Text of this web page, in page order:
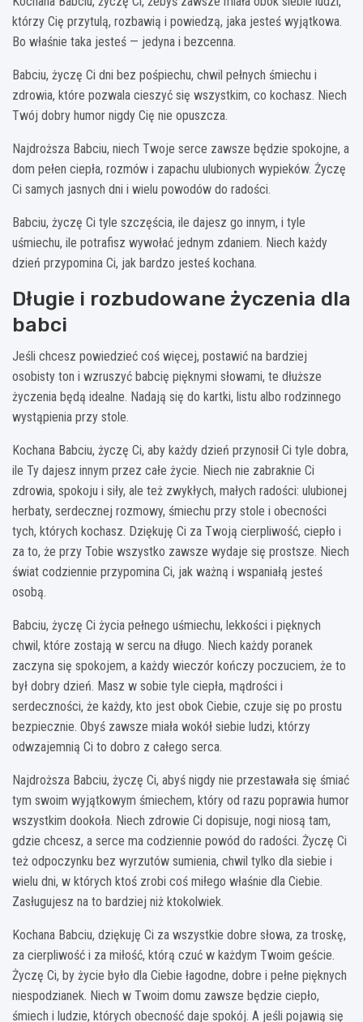
którzy Cię przytulą, rozbawią i powiedzą, jaka jesteś wyjątkowa.
Bo właśnie taka jesteś — jedyna i bezcenna.
Babciu, życzę Ci dni bez pośpiechu, chwil pełnych śmiechu i
zdrowia, które pozwala cieszyć się wszystkim, co kochasz. Niech
Twój dobry humor nigdy Cię nie opuszcza.
Najdroższa Babciu, niech Twoje serce zawsze będzie spokojne, a
dom pełen ciepła, rozmów i zapachu ulubionych wypieków. Życzę
Ci samych jasnych dni i wielu powodów do radości.
Babciu, życzę Ci tyle szczęścia, ile dajesz go innym, i tyle
uśmiechu, ile potrafisz wywołać jednym zdaniem. Niech każdy
dzień przypomina Ci, jak bardzo jesteś kochana.
Długie i rozbudowane życzenia dla
babci
Jeśli chcesz powiedzieć coś więcej, postawić na bardziej
osobisty ton i wzruszyć babcię pięknymi słowami, te dłuższe
życzenia będą idealne. Nadają się do kartki, listu albo rodzinnego
wystąpienia przy stole.
Kochana Babciu, życzę Ci, aby każdy dzień przynosił Ci tyle dobra,
ile Ty dajesz innym przez całe życie. Niech nie zabraknie Ci
zdrowia, spokoju i siły, ale też zwykłych, małych radości: ulubionej
herbaty, serdecznej rozmowy, śmiechu przy stole i obecności
tych, których kochasz. Dziękuję Ci za Twoją cierpliwość, ciepło i
za to, że przy Tobie wszystko zawsze wydaje się prostsze. Niech
świat codziennie przypomina Ci, jak ważną i wspaniałą jesteś
osobą.
Babciu, życzę Ci życia pełnego uśmiechu, lekkości i pięknych
chwil, które zostają w sercu na długo. Niech każdy poranek
zaczyna się spokojem, a każdy wieczór kończy poczuciem, że to
był dobry dzień. Masz w sobie tyle ciepła, mądrości i
serdeczności, że każdy, kto jest obok Ciebie, czuje się po prostu
bezpiecznie. Obyś zawsze miała wokół siebie ludzi, którzy
odwzajemnią Ci to dobro z całego serca.
Najdroższa Babciu, życzę Ci, abyś nigdy nie przestawała się śmiać
tym swoim wyjątkowym śmiechem, który od razu poprawia humor
wszystkim dookoła. Niech zdrowie Ci dopisuje, nogi niosą tam,
gdzie chcesz, a serce ma codziennie powód do radości. Życzę Ci
też odpoczynku bez wyrzutów sumienia, chwil tylko dla siebie i
wielu dni, w których ktoś zrobi coś miłego właśnie dla Ciebie.
Zasługujesz na to bardziej niż ktokolwiek.
Kochana Babciu, dziękuję Ci za wszystkie dobre słowa, za troskę,
za cierpliwość i za miłość, którą czuć w każdym Twoim geście.
Życzę Ci, by życie było dla Ciebie łagodne, dobre i pełne pięknych
niespodzianek. Niech w Twoim domu zawsze będzie ciepło,
śmiech i ludzie, których obecność daje spokój. A jeśli pojawią się